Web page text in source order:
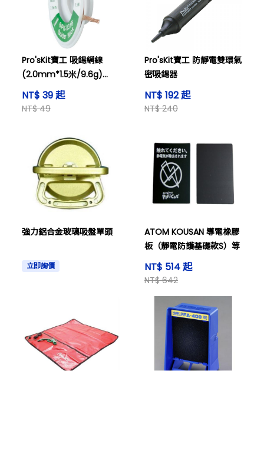
Pro'sKit寶工 吸錫網線
(2.0mm*1.5米/9.6g)
8PK-031B
NT$ 39 起
NT$ 49
Pro'sKit寶工 防靜電雙環氣
密吸錫器
NT$ 192 起
NT$ 240
強力鋁合金玻璃吸盤單頭
立即詢價
ATOM KOUSAN 導電橡膠
板（靜電防護基礎款S）等
NT$ 514 起
NT$ 642